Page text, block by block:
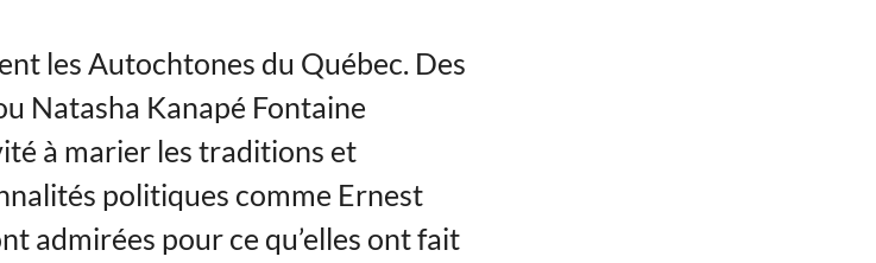
les Autochtones du Québec. Des
Natasha Kanapé Fontaine
à marier les traditions et
politiques comme Ernest
admirées pour ce qu’elles ont fait